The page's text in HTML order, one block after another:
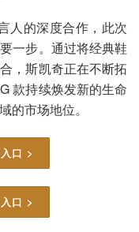
人的深度合作，此次
一步。通过将经典鞋
，斯凯奇正在不断拓
款持续焕发新的生命
的市场地位。
口 >
口 >